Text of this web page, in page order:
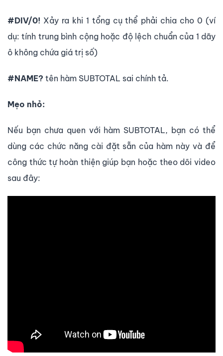
#DIV/0! Xảy ra khi 1 tổng cụ thể phải chia cho 0 (ví
dụ: tính trung bình cộng hoặc độ lệch chuẩn của 1 dãy
ô không chứa giá trị số)
#NAME? tên hàm SUBTOTAL sai chính tả.
Mẹo nhỏ:
Nếu bạn chưa quen với hàm SUBTOTAL, bạn có thể
dùng các chức năng cài đặt sẵn của hàm này và để
công thức tự hoàn thiện giúp bạn hoặc theo dõi video
sau đây: